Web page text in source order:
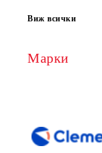
Виж всички
Марки